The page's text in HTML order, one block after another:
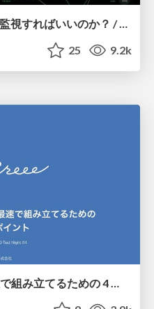
我々は Kubernetes の何を監視すればいいのか？ / CloudNative Days Kansai 2019
25 9.2k
CI/CD パイプラインを最速で組み立てるための 4 つのポイント / Four points to assemble the CI CD pipeline fastest